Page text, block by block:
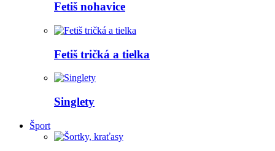
Fetiš nohavice
Fetiš tričká a tielka
Singlety
Šport